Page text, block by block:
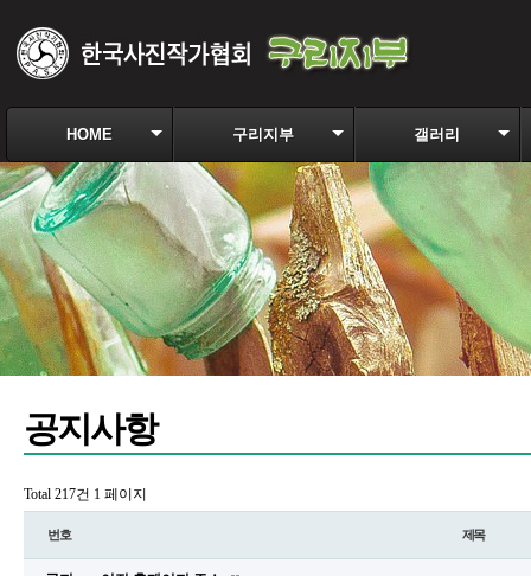
HOME 구리지부 갤러리
공지사항
Total 217건 1 페이지
번호 제목